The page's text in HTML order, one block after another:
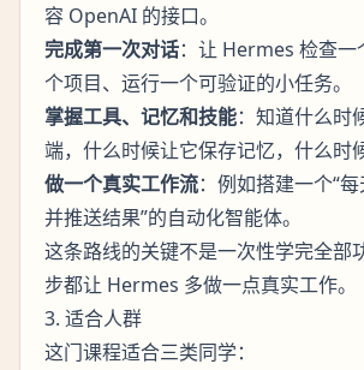
容 OpenAI 的接口。
完成第一次对话：让 Hermes 检查
个项目、运行一个可验证的小任务。
掌握工具、记忆和技能：知道什么时
端，什么时候让它保存记忆，什么时
做一个真实工作流：例如搭建一个“
并推送结果”的自动化智能体。
这条路线的关键不是一次性学完全部
步都让 Hermes 多做一点真实工作。
3. 适合人群
这门课程适合三类同学：